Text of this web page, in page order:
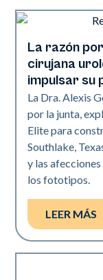
Spa médico |
La razón
cirujana
impulsar
La Dra. Alexis
por la junta,
Elite para
Southlake,
y las
los fototipos.
LEER MÁS